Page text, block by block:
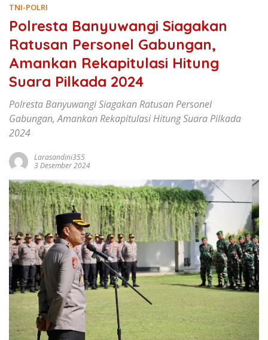
TNI-POLRI
Polresta Banyuwangi Siagakan
Ratusan Personel Gabungan,
Amankan Rekapitulasi Hitung
Suara Pilkada 2024
Polresta Banyuwangi Siagakan Ratusan Personel
Gabungan, Amankan Rekapitulasi Hitung Suara Pilkada
2024
Larasandini355
3 Desember 2024